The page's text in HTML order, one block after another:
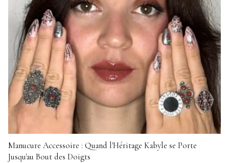
Manucure Accessoire : Quand l'Héritage Kabyle se Porte
Jusqu'au Bout des Doigts